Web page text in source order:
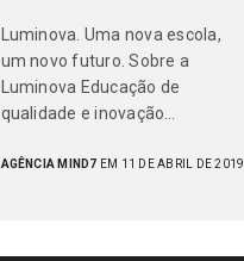
Luminova. Uma nova escola,
um novo futuro. Sobre a
Luminova Educação de
qualidade e inovação…
AGÊNCIA MIND7 EM 11 DE ABRIL DE 2019